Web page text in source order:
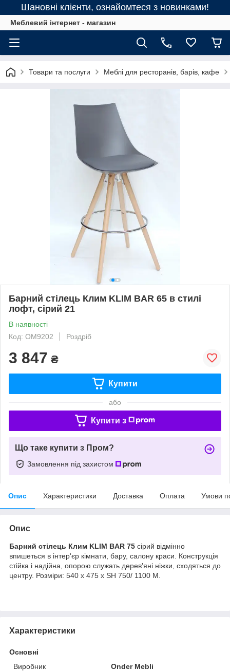
Шановні клієнти, ознайомтеся з новинками!
Меблевий інтернет - магазин
Товари та послуги Меблі для ресторанів, барів, кафе
Барний стілець Клим KLIM BAR 65 в стилі
лофт, сірий 21
В наявності
Код: ОМ9202
Роздріб
3 847 ₴
Купити
або
Купити з
Що таке купити з Пром?
Замовлення під захистом
Опис Характеристики Доставка Оплата Умови
Опис
Барний стілець Клим KLIM BAR 75 сірий відмінно
впишеться в інтер'єр кімнати, бару, салону краси. Конструкція
стійка і надійна, опорою служать дерев'яні ніжки, сходяться до
центру. Розміри: 540 х 475 х SH 750/ 1100 М.
Характеристики
Основні
Виробник
Onder Mebli